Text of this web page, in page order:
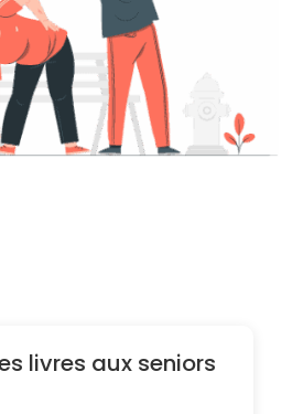
livres aux seniors